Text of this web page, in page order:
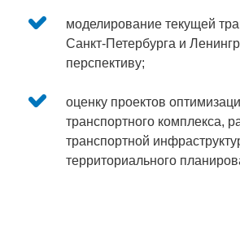
моделирование текущей
Санкт-Петербурга и
перспективу;
оценку проектов
транспортного комплекса,
транспортной
территориального